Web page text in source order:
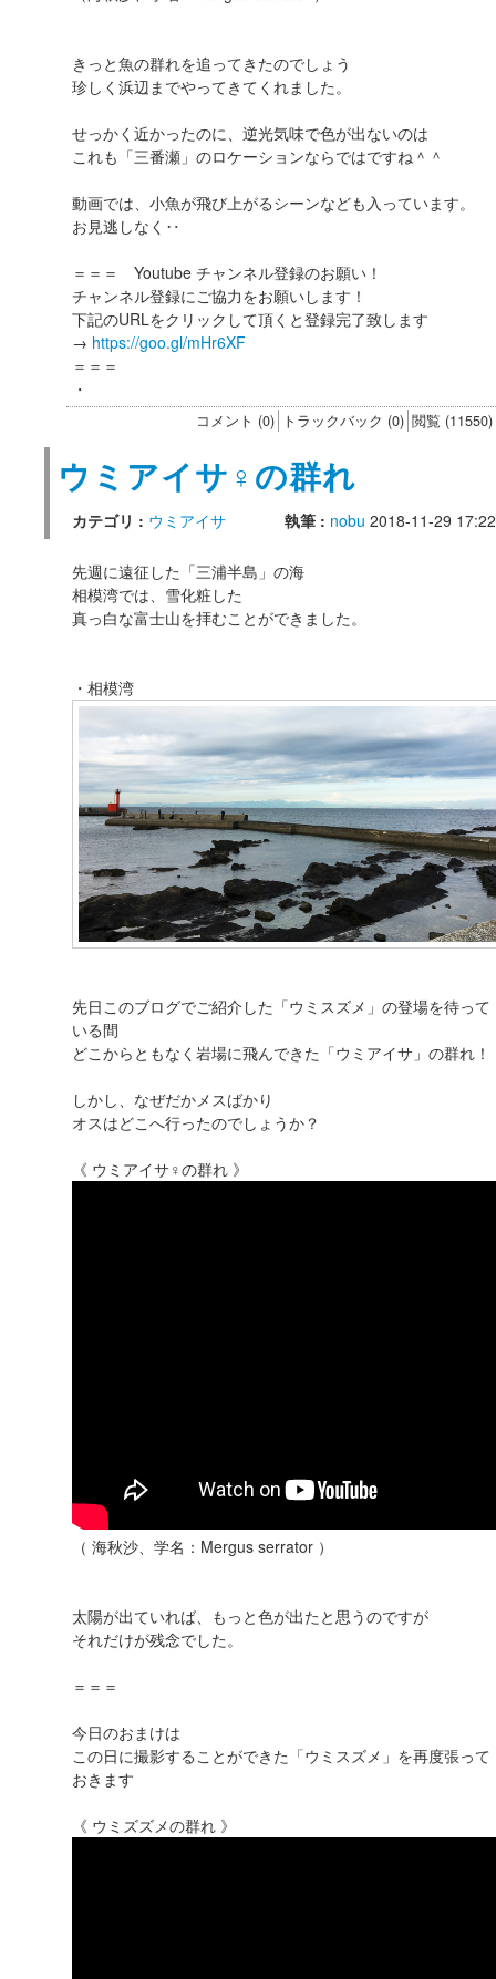
きっと魚の群れを追ってきたのでしょう
珍しく浜辺までやってきてくれました。
せっかく近かったのに、逆光気味で色が出ないのは
これも「三番瀬」のロケーションならではですね＾＾
動画では、小魚が飛び上がるシーンなども入っています。
お見逃しなく‥
＝＝＝ Youtube チャンネル登録のお願い！
チャンネル登録にご協力をお願いします！
下記のURLをクリックして頂くと登録完了致します
→ https://goo.gl/mHr6XF
＝＝＝
・
コメント (0) トラックバック (0) 閲覧 (11550)
ウミアイサ♀の群れ
カテゴリ : ウミアイサ 執筆 : nobu 2018-11-29 17:22
先週に遠征した「三浦半島」の海
相模湾では、雪化粧した
真っ白な富士山を拝むことができました。
・相模湾
先日このブログでご紹介した「ウミスズメ」の登場を待って
いる間
どこからともなく岩場に飛んできた「ウミアイサ」の群れ！
しかし、なぜだかメスばかり
オスはどこへ行ったのでしょうか？
《 ウミアイサ♀の群れ 》
（ 海秋沙、学名：Mergus serrator ）
太陽が出ていれば、もっと色が出たと思うのですが
それだけが残念でした。
＝＝＝
今日のおまけは
この日に撮影することができた「ウミスズメ」を再度張って
おきます
《 ウミズズメの群れ 》